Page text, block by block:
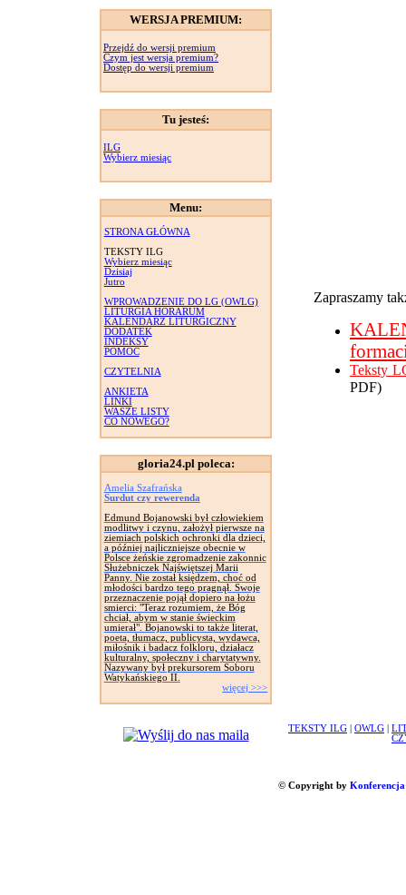
WERSJA PREMIUM:
Przejdź do wersji premium
Czym jest wersja premium?
Dostęp do wersji premium
Tu jesteś:
ILG
Wybierz miesiąc
Menu:
STRONA GŁÓWNA
TEKSTY ILG
Wybierz miesiąc
Dzisiaj
Jutro
WPROWADZENIE DO LG (OWLG)
LITURGIA HORARUM
KALENDARZ LITURGICZNY
DODATEK
INDEKSY
POMOC
CZYTELNIA
ANKIETA
LINKI
WASZE LISTY
CO NOWEGO?
gloria24.pl poleca:
Amelia Szafrańska
Surdut czy rewerenda
Edmund Bojanowski był człowiekiem
modlitwy i czynu, założył pierwsze na
ziemiach polskich ochronki dla dzieci,
a później najliczniejsze obecnie w
Polsce żeńskie zgromadzenie zakonnic
Służebniczek Najświętszej Marii
Panny. Nie został księdzem, choć od
młodości bardzo tego pragnął. Swoje
przeznaczenie pojął dopiero na łożu
smierci: "Teraz rozumiem, że Bóg
chciał, abym w stanie świeckim
umierał". Bojanowski to także literat,
poeta, tłumacz, publicysta, wydawca,
miłośnik i badacz folkloru, działacz
kulturalny, społeczny i charytatywny.
Nazywany był prekursorem Soboru
Watykańskiego II.
więcej >>>
Zapraszamy
Teksty
PDF)
TEKSTY ILG OWLG
© Copyright by Konferencja